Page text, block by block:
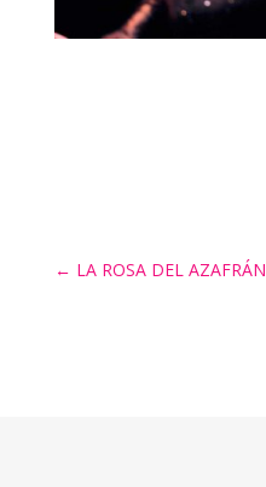
← LA ROSA DEL AZAFRÁN